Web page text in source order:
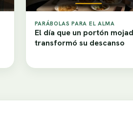
PARÁBOLAS PARA EL ALMA
El día que un portón
transformó su descanso